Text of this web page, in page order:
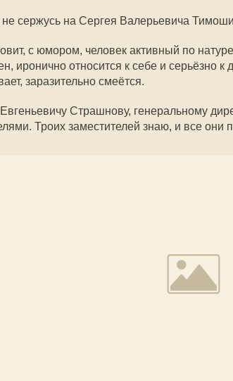
не сержусь на Сергея Валерьевича
с юмором, человек активный по
иронично относится к себе и серьёзно к
заразительно смеётся.
Страшнову, генеральному
Троих заместителей знаю, и все они